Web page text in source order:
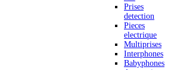
Prises
detection
Pieces
electrique
Multiprises
Interphones
Babyphones